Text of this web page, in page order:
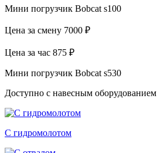
Мини погрузчик Bobcat s100
Цена за смену 7000 ₽
Цена за час 875 ₽
Мини погрузчик Bobcat s530
Доступно с навесным оборудованием
С гидромолотом